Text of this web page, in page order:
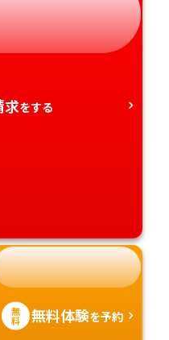
県
求をする
無
料 無料体験を予約